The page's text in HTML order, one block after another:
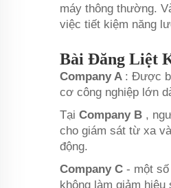
máy thông thường.
việc tiết kiệm năng
Bài Đăng Liệt
Company A : Được
cơ công nghiệp lớn
Tại Company B ,
cho giám sát từ xa
động.
Company C - một
không làm giảm hiệu